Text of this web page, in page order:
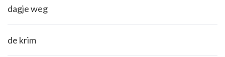
dagje weg
de krim